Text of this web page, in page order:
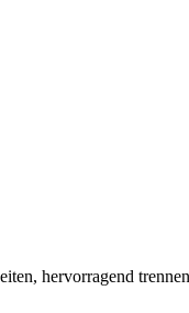
hervorragend